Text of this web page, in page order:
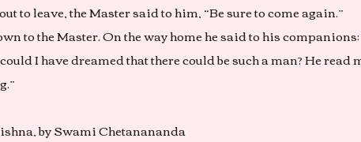
to leave, the Master said to him, “Be sure to come again.”
to the Master. On the way home he said to his companions:
I have dreamed that there could be such a man? He read
by Swami Chetanananda